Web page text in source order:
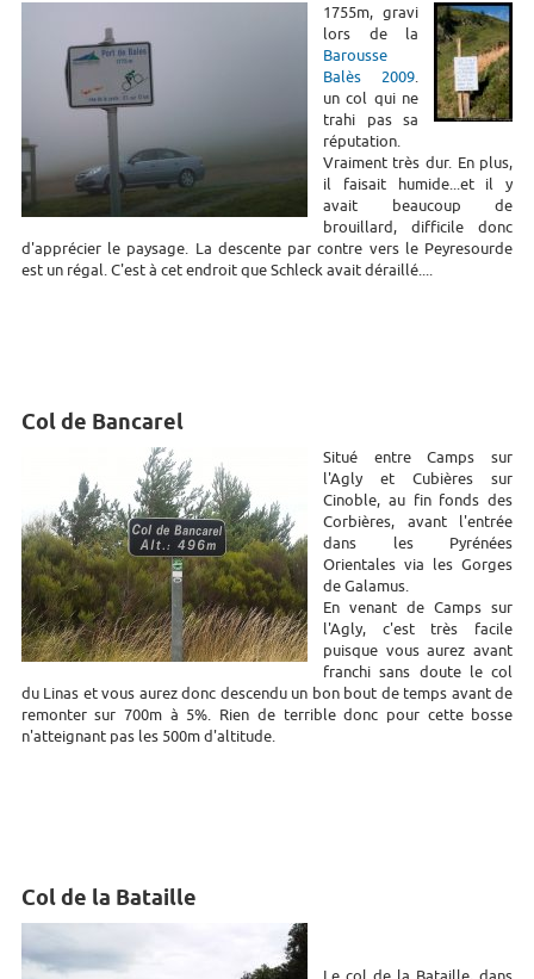
1755m, gravi
lors de la
Barousse
Balès 2009.
un col qui ne
trahi pas sa
réputation.
Vraiment très dur. En plus,
il faisait humide...et il y
avait beaucoup de
brouillard, difficile donc
d'apprécier le paysage. La descente par contre vers le Peyresourde
est un régal. C'est à cet endroit que Schleck avait déraillé....
Col de Bancarel
Situé entre Camps sur
l'Agly et Cubières sur
Cinoble, au fin fonds des
Corbières, avant l'entrée
dans les Pyrénées
Orientales via les Gorges
de Galamus.
En venant de Camps sur
l'Agly, c'est très facile
puisque vous aurez avant
franchi sans doute le col
du Linas et vous aurez donc descendu un bon bout de temps avant de
remonter sur 700m à 5%. Rien de terrible donc pour cette bosse
n'atteignant pas les 500m d'altitude.
Col de la Bataille